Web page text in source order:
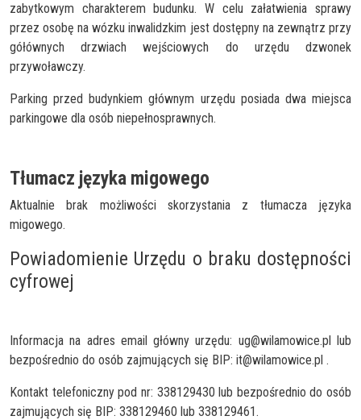
zabytkowym charakterem budunku. W celu załatwienia sprawy
przez osobę na wózku inwalidzkim jest dostępny na zewnątrz przy
gółównych drzwiach wejściowych do urzędu dzwonek
przywoławczy.
Parking przed budynkiem głównym urzędu posiada dwa miejsca
parkingowe dla osób niepełnosprawnych.
Tłumacz języka migowego
Aktualnie brak możliwości skorzystania z tłumacza języka
migowego.
Powiadomienie Urzędu o braku dostępności
cyfrowej
Informacja na adres email główny urzędu: ug@wilamowice.pl lub
bezpośrednio do osób zajmujących się BIP: it@wilamowice.pl .
Kontakt telefoniczny pod nr: 338129430 lub bezpośrednio do osób
zajmujących się BIP: 338129460 lub 338129461.